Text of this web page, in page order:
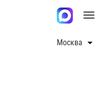
Москва